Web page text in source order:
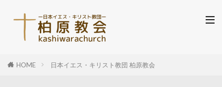
HOME 日本イエス・キリスト教団 柏原教会